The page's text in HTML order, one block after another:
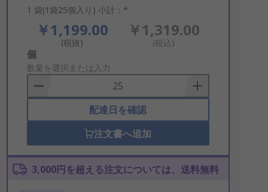
1 袋(1袋25個入り) 小計：*
￥1,199.00
(税抜)
￥1,319.00
(税込)
Add
to
Basket
個
数量を選択または入力
配達日を確認
注文書へ追加
3,000円を超える注文については、送料無料